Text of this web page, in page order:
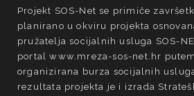
Projekt SOS-Net se primiče
planirano u okviru projekta
pružatelja socijalnih usluga SOS-
portal www.mreza-sos-net.hr
organizirana burza socijalnih
rezultata projekta je i izrada